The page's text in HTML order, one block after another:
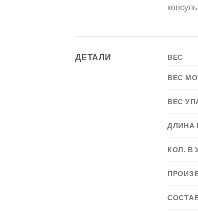
ДЕТАЛИ ВЕС
ВЕС
ВЕС
ДЛИНА
КОЛ. В